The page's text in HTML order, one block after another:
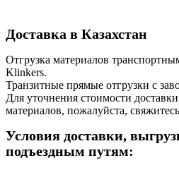
Доставка в Казахстан
Отгрузка материалов
Klinkers.
Транзитные прямые отгрузки с
Для уточнения стоимости
материалов, пожалуйста,
Условия доставки,
подъездным путям: